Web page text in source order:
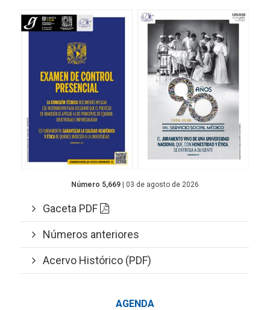
Número 5,669 | 03 de agosto de 2026
Gaceta PDF
Números anteriores
Acervo Histórico (PDF)
AGENDA